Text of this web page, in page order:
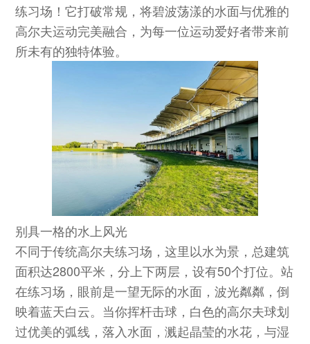
练习场！它打破常规，将碧波荡漾的水面与优雅的
高尔夫运动完美融合，为每一位运动爱好者带来前
所未有的独特体验。
别具一格的水上风光
不同于传统高尔夫练习场，这里以水为景，总建筑
面积达2800平米，分上下两层，设有50个打位。站
在练习场，眼前是一望无际的水面，波光粼粼，倒
映着蓝天白云。当你挥杆击球，白色的高尔夫球划
过优美的弧线，落入水面，溅起晶莹的水花，与湿